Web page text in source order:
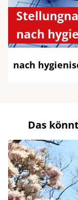
nach
nach
Das